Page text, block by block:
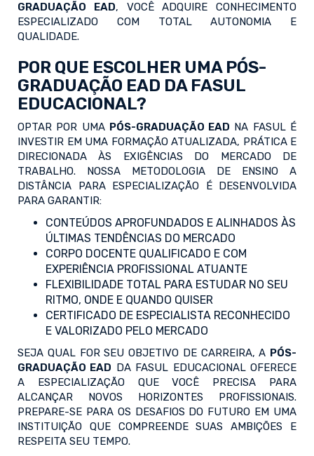
GRADUAÇÃO EAD, VOCÊ ADQUIRE CONHECIMENTO
ESPECIALIZADO COM TOTAL AUTONOMIA E
QUALIDADE.
POR QUE ESCOLHER UMA PÓS-
GRADUAÇÃO EAD DA FASUL
EDUCACIONAL?
OPTAR POR UMA PÓS-GRADUAÇÃO EAD NA FASUL É
INVESTIR EM UMA FORMAÇÃO ATUALIZADA, PRÁTICA E
DIRECIONADA ÀS EXIGÊNCIAS DO MERCADO DE
TRABALHO. NOSSA METODOLOGIA DE ENSINO A
DISTÂNCIA PARA ESPECIALIZAÇÃO É DESENVOLVIDA
PARA GARANTIR:
CONTEÚDOS APROFUNDADOS E ALINHADOS ÀS
ÚLTIMAS TENDÊNCIAS DO MERCADO
CORPO DOCENTE QUALIFICADO E COM
EXPERIÊNCIA PROFISSIONAL ATUANTE
FLEXIBILIDADE TOTAL PARA ESTUDAR NO SEU
RITMO, ONDE E QUANDO QUISER
CERTIFICADO DE ESPECIALISTA RECONHECIDO
E VALORIZADO PELO MERCADO
SEJA QUAL FOR SEU OBJETIVO DE CARREIRA, A PÓS-
GRADUAÇÃO EAD DA FASUL EDUCACIONAL OFERECE
A ESPECIALIZAÇÃO QUE VOCÊ PRECISA PARA
ALCANÇAR NOVOS HORIZONTES PROFISSIONAIS.
PREPARE-SE PARA OS DESAFIOS DO FUTURO EM UMA
INSTITUIÇÃO QUE COMPREENDE SUAS AMBIÇÕES E
RESPEITA SEU TEMPO.